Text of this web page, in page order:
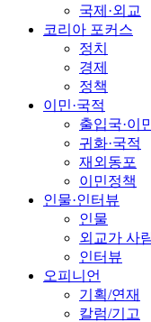
국제·외교
코리아 포커스
정치
경제
정책
이민·국적
출입국·이
귀화·국적
재외동포
이민정책
인물·인터뷰
인물
외교가 사
인터뷰
오피니언
기획/연재
칼럼/기고